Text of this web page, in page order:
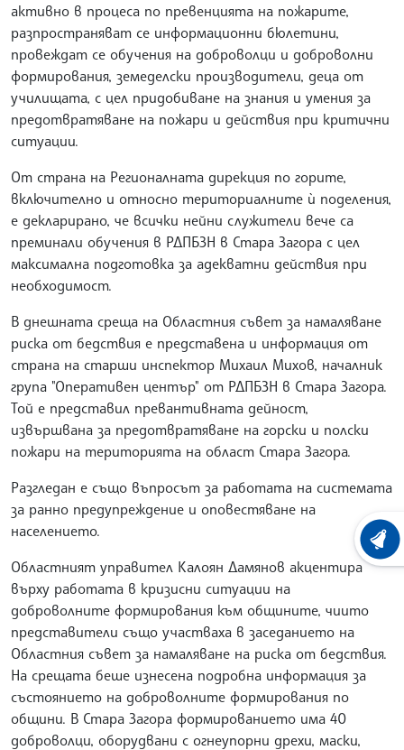
активно в процеса по превенцията на пожарите,
разпространяват се информационни бюлетини,
провеждат се обучения на доброволци и доброволни
формирования, земеделски производители, деца от
училищата, с цел придобиване на знания и умения за
предотвратяване на пожари и действия при критични
ситуации.
От страна на Регионалната дирекция по горите,
включително и относно териториалните ѝ поделения,
е декларирано, че всички нейни служители вече са
преминали обучения в РДПБЗН в Стара Загора с цел
максимална подготовка за адекватни действия при
необходимост.
В днешната среща на Областния съвет за намаляване
риска от бедствия е представена и информация от
страна на старши инспектор Михаил Михов, началник
група "Оперативен център" от РДПБЗН в Стара Загора.
Той е представил превантивната дейност,
извършвана за предотвратяване на горски и полски
пожари на територията на област Стара Загора.
Разгледан е също въпросът за работата на системата
за ранно предупреждение и оповестяване на
населението.
Областният управител Калоян Дамянов акцентира
върху работата в кризисни ситуации на
доброволните формирования към общините, чиито
представители също участваха в заседанието на
Областния съвет за намаляване на риска от бедствия.
На срещата беше изнесена подробна информация за
състоянието на доброволните формирования по
общини. В Стара Загора формированието има 40
доброволци, оборудвани с огнеупорни дрехи, маски,